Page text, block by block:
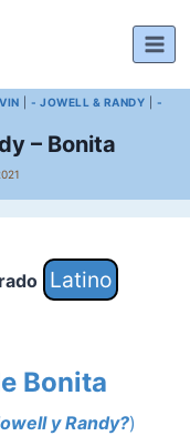
|- JOWELL & RANDY
-
– Bonita
Latino
Bonita
y Randy?)